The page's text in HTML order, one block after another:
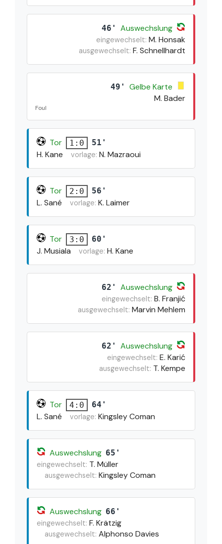
46' Auswechslung
eingewechselt: M. Honsak
ausgewechselt: F. Schnellhardt
49'
Gelbe Karte
M. Bader
Foul
Tor 1:0 51'
H. Kane vorlage: N. Mazraoui
Tor 2:0 56'
L. Sané vorlage: K. Laimer
Tor 3:0 60'
J. Musiala vorlage: H. Kane
62' Auswechslung
eingewechselt: B. Franjić
ausgewechselt: Marvin Mehlem
62' Auswechslung
eingewechselt: E. Karić
ausgewechselt: T. Kempe
Tor 4:0 64'
L. Sané vorlage: Kingsley Coman
Auswechslung 65'
eingewechselt: T. Müller
ausgewechselt: Kingsley Coman
Auswechslung 66'
eingewechselt: F. Krätzig
ausgewechselt: Alphonso Davies